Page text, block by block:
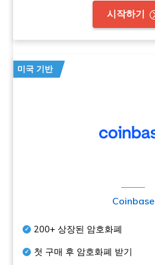
시작하기
미국 기반
Coinbase
200+ 상장된 암호화폐
첫 구매 후 암호화폐 받기